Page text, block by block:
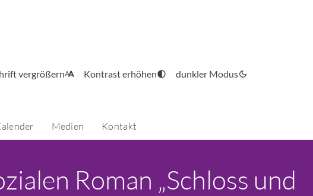
vergrößern Kontrast erhöhen dunkler Modus
Medien
Kontakt
Roman „Schloss und